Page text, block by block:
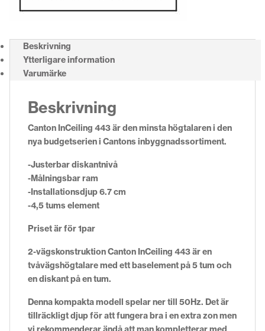
Beskrivning
Ytterligare information
Varumärke
Beskrivning
Canton InCeiling 443 är den minsta högtalaren i den
nya budgetserien i Cantons inbyggnadssortiment.
-Justerbar diskantnivå
-Målningsbar ram
-Installationsdjup 6.7 cm
-4,5 tums element
Priset är för 1par
2-vägskonstruktion Canton InCeiling 443 är en
tvåvägshögtalare med ett baselement på 5 tum och
en diskant på en tum.
Denna kompakta modell spelar ner till 50Hz. Det är
tillräckligt djup för att fungera bra i en extra zon men